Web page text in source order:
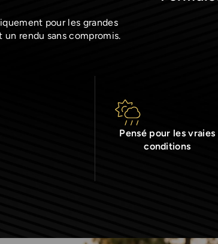
pour les grandes
rendu sans compromis.
Pensé pour les vraies
conditions